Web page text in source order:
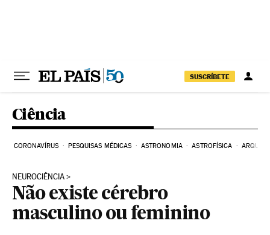
SUSCRÍBETE
Ciência
CORONAVÍRUS PESQUISAS MÉDICAS ASTRONOMIA ASTROFÍSICA
NEUROCIÊNCIA
Não existe cérebro
masculino ou feminino